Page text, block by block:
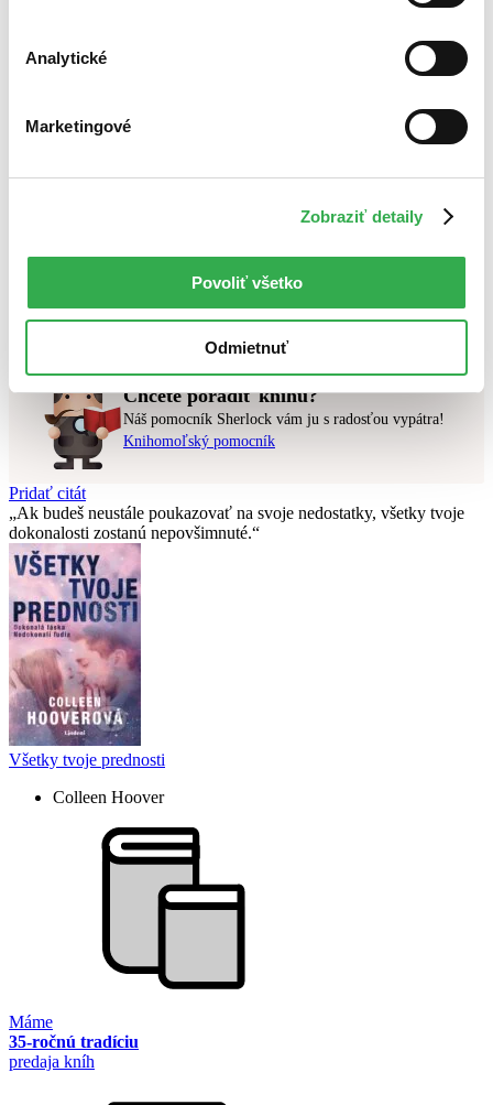
Analytické
Marketingové
Zobraziť detaily
Povoliť všetko
Odmietnuť
Novinky
Najvyššia zľava
Zrušiť filtre
Vydavateľstvo St. Martin´s Press
Skúste prosím zmeniť vyhľadávaný výraz.
Chcete poradiť knihu?
Náš pomocník Sherlock vám ju s radosťou vypátra!
Knihomoľský pomocník
Pridať citát
Ak budeš neustále poukazovať na svoje nedostatky, všetky tvoje
dokonalosti zostanú nepovšimnuté.
Všetky tvoje prednosti
Colleen Hoover
Máme
35-ročnú tradíciu
predaja kníh